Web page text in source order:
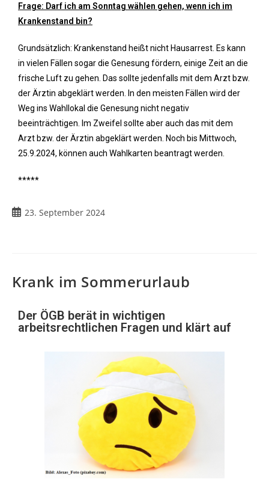
Frage: Darf ich am Sonntag wählen gehen, wenn ich im
Krankenstand bin?
Grundsätzlich: Krankenstand heißt nicht Hausarrest. Es kann
in vielen Fällen sogar die Genesung fördern, einige Zeit an die
frische Luft zu gehen. Das sollte jedenfalls mit dem Arzt bzw.
der Ärztin abgeklärt werden. In den meisten Fällen wird der
Weg ins Wahllokal die Genesung nicht negativ
beeinträchtigen. Im Zweifel sollte aber auch das mit dem
Arzt bzw. der Ärztin abgeklärt werden. Noch bis Mittwoch,
25.9.2024, können auch Wahlkarten beantragt werden.
*****
23. September 2024
Krank im Sommerurlaub
Der ÖGB berät in wichtigen
arbeitsrechtlichen Fragen und klärt auf